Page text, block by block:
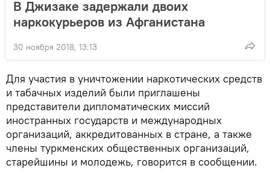
В Джизаке задержали двоих
наркокурьеров из Афганистана
30 ноября 2018, 13:13
Для участия в уничтожении наркотических средств
и табачных изделий были приглашены
представители дипломатических миссий
иностранных государств и международных
организаций, аккредитованных в стране, а также
члены туркменских общественных организаций,
старейшины и молодежь, говорится в сообщении.